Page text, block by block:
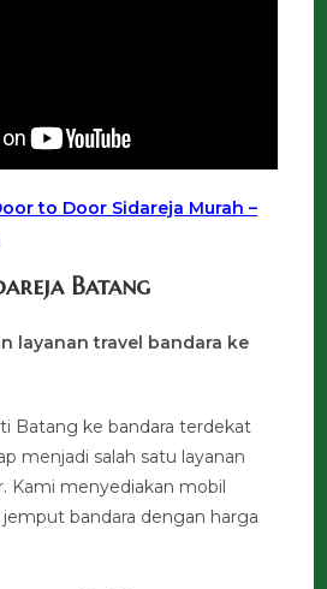
to Door Sidareja Murah –
Batang
layanan travel bandara ke
Batang ke bandara terdekat
menjadi salah satu layanan
Kami menyediakan mobil
bandara dengan harga